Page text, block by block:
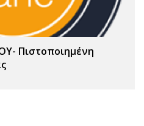
Πιστοποιημένη